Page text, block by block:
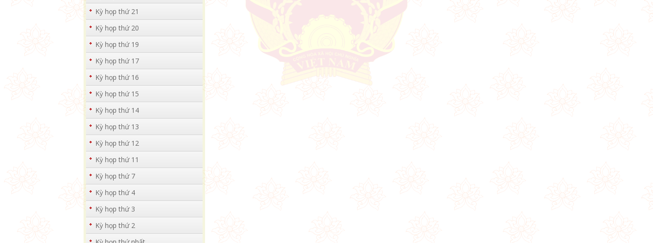
Kỳ họp thứ 21
Kỳ họp thứ 20
Kỳ họp thứ 19
Kỳ họp thứ 17
Kỳ họp thứ 16
Kỳ họp thứ 15
Kỳ họp thứ 14
Kỳ họp thứ 13
Kỳ họp thứ 12
Kỳ họp thứ 11
Kỳ họp thứ 7
Kỳ họp thứ 4
Kỳ họp thứ 3
Kỳ họp thứ 2